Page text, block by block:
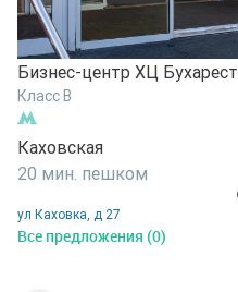
Бизнес-центр ХЦ Бухарест
Класс B
Каховская
20 мин. пешком
ул Каховка, д 27
Все предложения (0)